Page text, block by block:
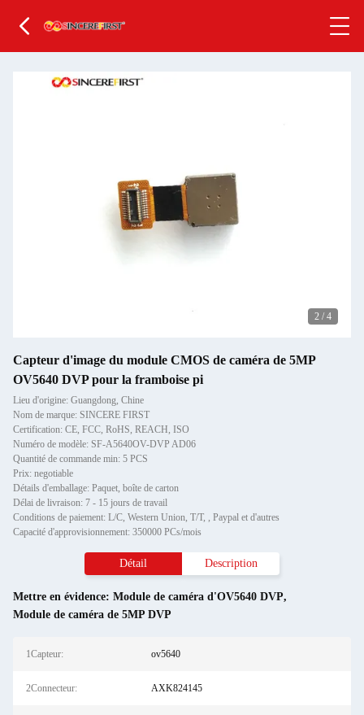
2 / 4
Capteur d'image du module CMOS de caméra de 5MP
OV5640 DVP pour la framboise pi
Lieu d'origine: Guangdong, Chine
Nom de marque: SINCERE FIRST
Certification: CE, FCC, RoHS, REACH, ISO
Numéro de modèle: SF-A5640OV-DVP AD06
Quantité de commande min: 5 PCS
Prix: negotiable
Détails d'emballage: Paquet, boîte de carton
Délai de livraison: 7 - 15 jours de travail
Conditions de paiement: L/C, Western Union, T/T, , Paypal et d'autres
Capacité d'approvisionnement: 350000 PCs/mois
Détail Description
Mettre en évidence: Module de caméra d'OV5640 DVP,
Module de caméra de 5MP DVP
1Capteur: ov5640
2Connecteur: AXK824145